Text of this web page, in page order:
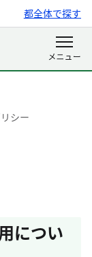
都全体で探す
シー
につい